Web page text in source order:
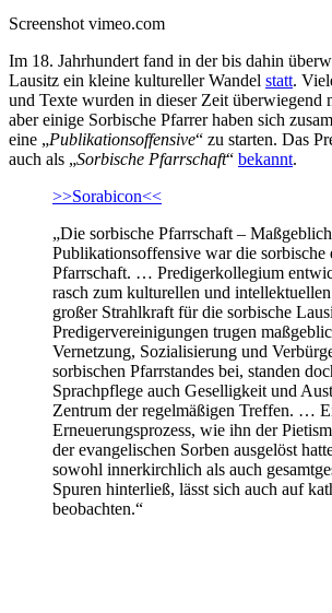
Screenshot vimeo.com
Im 18. Jahrhundert fand in der bis dahin
Lausitz ein kleine kultureller Wandel statt.
und Texte wurden in dieser Zeit überwiegend
aber einige Sorbische Pfarrer haben sich
eine „Publikationsoffensive“ zu starten. Das
auch als „Sorbische Pfarrschaft“ bekannt.
>>Sorabicon<<
„Die sorbische Pfarrschaft –
Publikationsoffensive war die sorbische
Pfarrschaft. … Predigerkollegium
rasch zum kulturellen und
großer Strahlkraft für die sorbische
Predigervereinigungen trugen
Vernetzung, Sozialisierung und
sorbischen Pfarrstandes bei, standen
Sprachpflege auch Geselligkeit und
Zentrum der regelmäßigen Treffen. …
Erneuerungsprozess, wie ihn der
der evangelischen Sorben ausgelöst
sowohl innerkirchlich als auch
Spuren hinterließ, lässt sich auch auf
beobachten.“